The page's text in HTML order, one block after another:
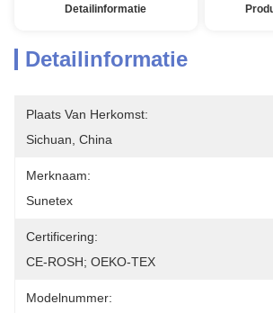
Detailinformatie
Detailinformatie
Plaats Van Herkomst:
Sichuan, China
Merknaam:
Sunetex
Certificering:
CE-ROSH; OEKO-TEX
Modelnummer: